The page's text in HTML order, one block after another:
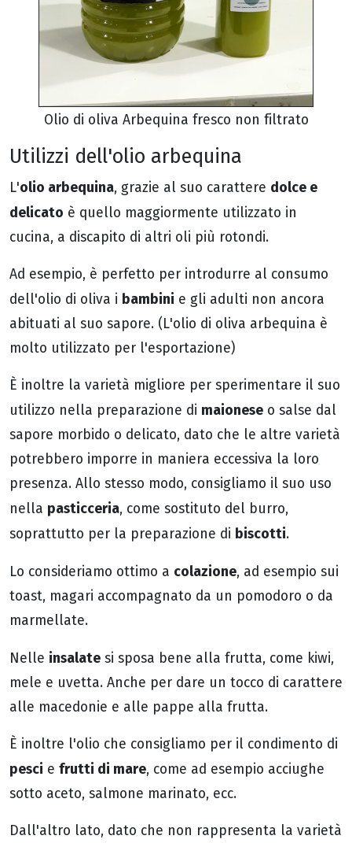
Olio di oliva Arbequina fresco non filtrato
Utilizzi dell'olio arbequina
L'olio arbequina, grazie al suo carattere dolce e
delicato è quello maggiormente utilizzato in
cucina, a discapito di altri oli più rotondi.
Ad esempio, è perfetto per introdurre al consumo
dell'olio di oliva i bambini e gli adulti non ancora
abituati al suo sapore. (L'olio di oliva arbequina è
molto utilizzato per l'esportazione)
È inoltre la varietà migliore per sperimentare il suo
utilizzo nella preparazione di maionese o salse dal
sapore morbido o delicato, dato che le altre varietà
potrebbero imporre in maniera eccessiva la loro
presenza. Allo stesso modo, consigliamo il suo uso
nella pasticceria, come sostituto del burro,
soprattutto per la preparazione di biscotti.
Lo consideriamo ottimo a colazione, ad esempio sui
toast, magari accompagnato da un pomodoro o da
marmellate.
Nelle insalate si sposa bene alla frutta, come kiwi,
mele e uvetta. Anche per dare un tocco di carattere
alle macedonie e alle pappe alla frutta.
È inoltre l'olio che consigliamo per il condimento di
pesci e frutti di mare, come ad esempio acciughe
sotto aceto, salmone marinato, ecc.
Dall'altro lato, dato che non rappresenta la varietà